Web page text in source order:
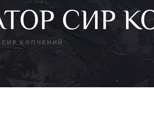
СИР
КОПЧЕНИЙ